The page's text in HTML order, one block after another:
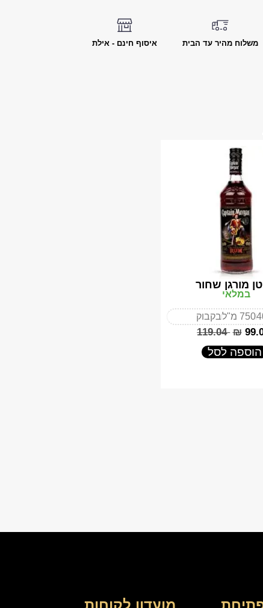
משלוח מהיר עד הבית איסוף חינם - אילת
מורגן שחור
במלאי
750 מ"ל בקבוק
‎119.04 ₪
הוספה לסל